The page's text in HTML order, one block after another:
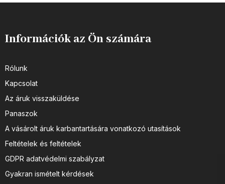
Információk az Ön számára
Rólunk
Kapcsolat
Az áruk visszaküldése
Panaszok
A vásárolt áruk karbantartására vonatkozó utasítások
Feltételek és feltételek
GDPR adatvédelmi szabályzat
Gyakran ismételt kérdések